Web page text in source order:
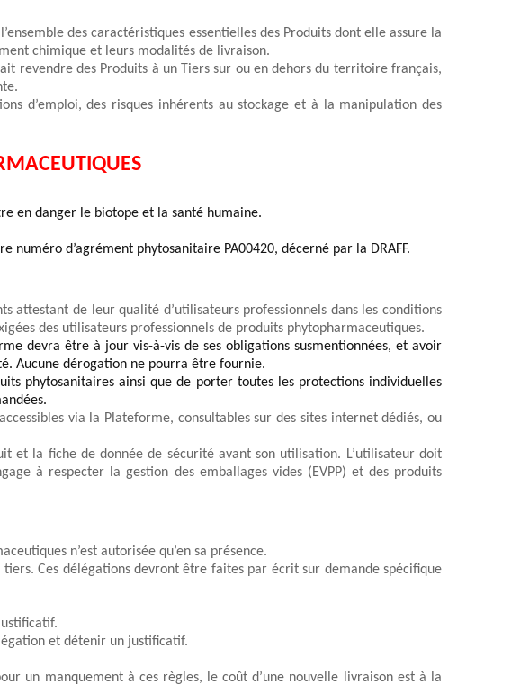
des caractéristiques essentielles des Produits dont elle assure la
chimique et leurs modalités de livraison.
revendre des Produits à un Tiers sur ou en dehors du territoire français,
d’emploi, des risques inhérents au stockage et à la manipulation des
en danger le biotope et la santé humaine.
numéro d’agrément phytosanitaire PA00420, décerné par la DRAFF.
attestant de leur qualité d’utilisateurs professionnels dans les conditions
des utilisateurs professionnels de produits phytopharmaceutiques.
devra être à jour vis-à-vis de ses obligations susmentionnées, et avoir
Aucune dérogation ne pourra être fournie.
phytosanitaires ainsi que de porter toutes les protections individuelles
accessibles via la Plateforme, consultables sur des sites internet dédiés, ou
et la fiche de donnée de sécurité avant son utilisation. L’utilisateur doit
à respecter la gestion des emballages vides (EVPP) et des produits
n’est autorisée qu’en sa présence.
tiers. Ces délégations devront être faites par écrit sur demande spécifique
et détenir un justificatif.
un manquement à ces règles, le coût d’une nouvelle livraison est à la